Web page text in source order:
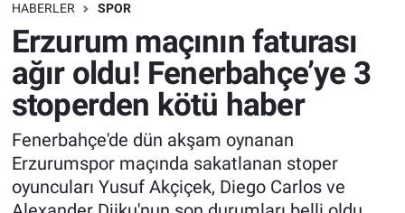
HABERLER SPOR
Erzurum maçının faturası
ağır oldu! Fenerbahçe’ye 3
stoperden kötü haber
Fenerbahçe'de dün akşam oynanan
Erzurumspor maçında sakatlanan stoper
oyuncuları Yusuf Akçiçek, Diego Carlos ve
Bilim turu
Bilim ve Teknoloji Evreni
Doğa Konuşuyor
Dünya
Ege Saati
Dünya
Teknoloji
Sağlık
Yayın Akışı
Trafik Durumu
Süper Lig Puan Durumu ve Fikstür
Tüm Manşetler
Son Dakika Haberleri
Haber Arşivi